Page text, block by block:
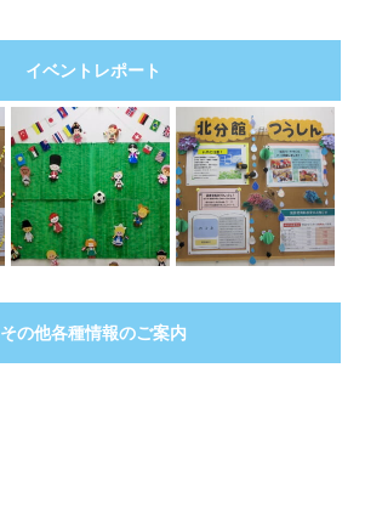
イベントレポート
その他各種情報のご案内